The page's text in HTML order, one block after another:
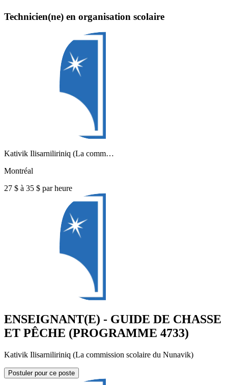
Technicien(ne) en organisation scolaire
Kativik Ilisarniliriniq (La comm…
Montréal
27 $ à 35 $ par heure
ENSEIGNANT(E) - GUIDE DE CHASSE
ET PÊCHE (PROGRAMME 4733)
Kativik Ilisarniliriniq (La commission scolaire du Nunavik)
Postuler pour ce poste